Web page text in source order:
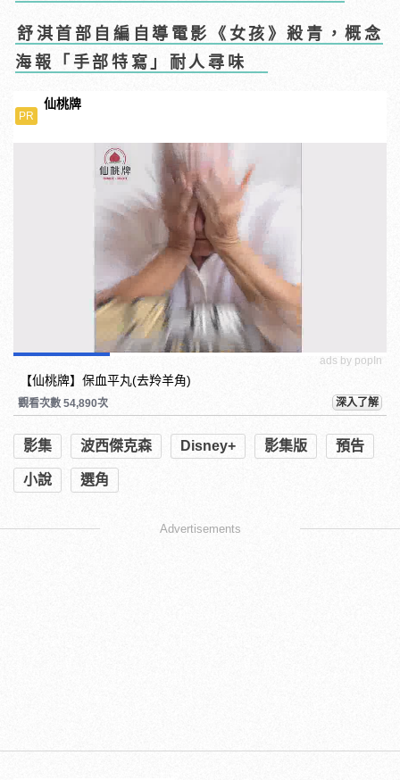
舒淇首部自編自導電影《女孩》殺青，概念
海報「手部特寫」耐人尋味
PR
仙桃牌
ads by popIn
【仙桃牌】保血平丸(去羚羊角)
觀看次數 54,890次 深入了解
影集 波西傑克森 Disney+ 影集版 預告
小說 選角
Advertisements